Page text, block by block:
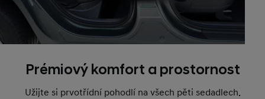
Prémiový komfort a prostornost
Užijte si prvotřídní pohodlí na všech pěti sedadlech.